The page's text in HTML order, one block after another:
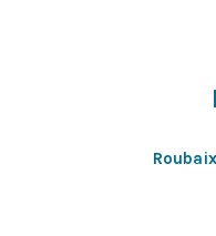
Roubaix